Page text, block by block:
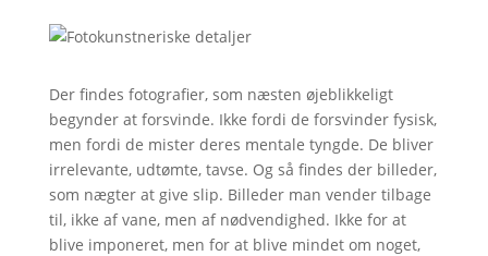
Der findes fotografier, som næsten øjeblikkeligt
begynder at forsvinde. Ikke fordi de forsvinder fysisk,
men fordi de mister deres mentale tyngde. De bliver
irrelevante, udtømte, tavse. Og så findes der billeder,
som nægter at give slip. Billeder man vender tilbage
til, ikke af vane, men af nødvendighed. Ikke for at
blive imponeret, men for at blive mindet om noget,